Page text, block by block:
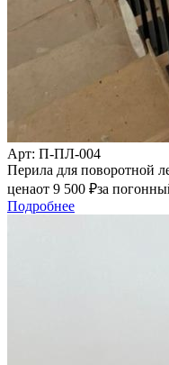
Арт: П-ПЛ-004
Перила для поворотной
ценаот 9 500 ₽за
Подробнее